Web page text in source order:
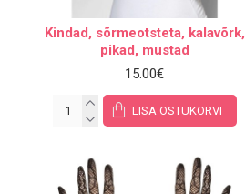
Kindad, sõrmeotsteta, kalavõrk,
pikad, mustad
15.00€
LISA OSTUKORVI